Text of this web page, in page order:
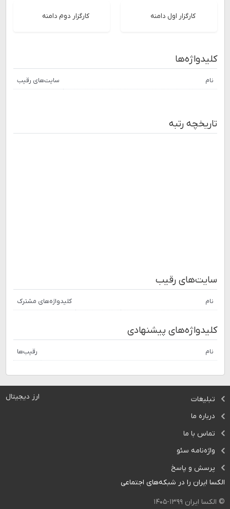
کارگزار اول دامنه کارگزار دوم دامنه
کلیدواژه‌ها
نام سایت‌های رقیب
تاریخچه رتبه
سایت‌های رقیب
نام کلیدواژه‌های مشترک
کلیدواژه‌های پیشنهادی
نام رقیب‌ها
ارز دیجیتال
تبلیغات
درباره ما
تماس با ما
واژه‌نامه سئو
پرسش و پاسخ
الکسا ایران را در شبکه‌های اجتماعی
© الکسا ایران ۱۳۹۹-۱۴۰۵